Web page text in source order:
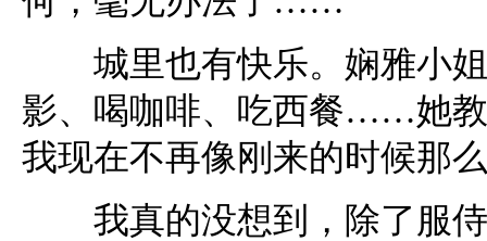
城里也有快乐。娴雅小姐
影、喝咖啡、吃西餐……她
我现在不再像刚来的时候那
我真的没想到，除了服侍